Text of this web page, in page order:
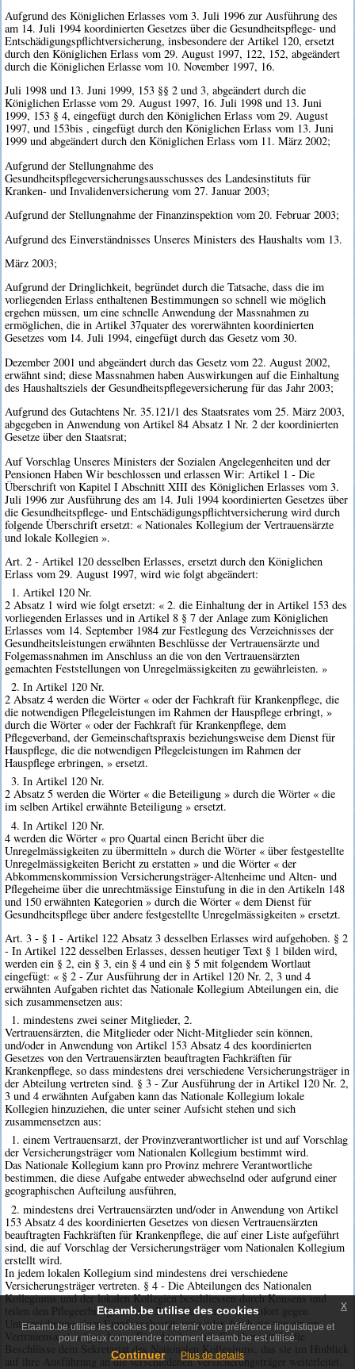
Aufgrund des Königlichen Erlasses vom 3. Juli 1996 zur Ausführung des
am 14. Juli 1994 koordinierten Gesetzes über die Gesundheitspflege- und
Entschädigungspflichtversicherung, insbesondere der Artikel 120, ersetzt
durch den Königlichen Erlass vom 29. August 1997, 122, 152, abgeändert
durch die Königlichen Erlasse vom 10. November 1997, 16.
Juli 1998 und 13. Juni 1999, 153 §§ 2 und 3, abgeändert durch die
Königlichen Erlasse vom 29. August 1997, 16. Juli 1998 und 13. Juni
1999, 153 § 4, eingefügt durch den Königlichen Erlass vom 29. August
1997, und 153bis , eingefügt durch den Königlichen Erlass vom 13. Juni
1999 und abgeändert durch den Königlichen Erlass vom 11. März 2002;
Aufgrund der Stellungnahme des
Gesundheitspflegeversicherungsausschusses des Landesinstituts für
Kranken- und Invalidenversicherung vom 27. Januar 2003;
Aufgrund der Stellungnahme der Finanzinspektion vom 20. Februar 2003;
Aufgrund des Einverständnisses Unseres Ministers des Haushalts vom 13.
März 2003;
Aufgrund der Dringlichkeit, begründet durch die Tatsache, dass die im
vorliegenden Erlass enthaltenen Bestimmungen so schnell wie möglich
ergehen müssen, um eine schnelle Anwendung der Massnahmen zu
ermöglichen, die in Artikel 37quater des vorerwähnten koordinierten
Gesetzes vom 14. Juli 1994, eingefügt durch das Gesetz vom 30.
Dezember 2001 und abgeändert durch das Gesetz vom 22. August 2002,
erwähnt sind; diese Massnahmen haben Auswirkungen auf die Einhaltung
des Haushaltsziels der Gesundheitspflegeversicherung für das Jahr 2003;
Aufgrund des Gutachtens Nr. 35.121/1 des Staatsrates vom 25. März 2003,
abgegeben in Anwendung von Artikel 84 Absatz 1 Nr. 2 der koordinierten
Gesetze über den Staatsrat;
Auf Vorschlag Unseres Ministers der Sozialen Angelegenheiten und der
Pensionen Haben Wir beschlossen und erlassen Wir: Artikel 1 - Die
Überschrift von Kapitel I Abschnitt XIII des Königlichen Erlasses vom 3.
Juli 1996 zur Ausführung des am 14. Juli 1994 koordinierten Gesetzes über
die Gesundheitspflege- und Entschädigungspflichtversicherung wird durch
folgende Überschrift ersetzt: « Nationales Kollegium der Vertrauensärzte
und lokale Kollegien ».
Art. 2 - Artikel 120 desselben Erlasses, ersetzt durch den Königlichen
Erlass vom 29. August 1997, wird wie folgt abgeändert:
1. Artikel 120 Nr.
2 Absatz 1 wird wie folgt ersetzt: « 2. die Einhaltung der in Artikel 153 des
vorliegenden Erlasses und in Artikel 8 § 7 der Anlage zum Königlichen
Erlasses vom 14. September 1984 zur Festlegung des Verzeichnisses der
Gesundheitsleistungen erwähnten Beschlüsse der Vertrauensärzte und
Folgemassnahmen im Anschluss an die von den Vertrauensärzten
gemachten Feststellungen von Unregelmässigkeiten zu gewährleisten. »
2. In Artikel 120 Nr.
2 Absatz 4 werden die Wörter « oder der Fachkraft für Krankenpflege, die
die notwendigen Pflegeleistungen im Rahmen der Hauspflege erbringt, »
durch die Wörter « oder der Fachkraft für Krankenpflege, dem
Pflegeverband, der Gemeinschaftspraxis beziehungsweise dem Dienst für
Hauspflege, die die notwendigen Pflegeleistungen im Rahmen der
Hauspflege erbringen, » ersetzt.
3. In Artikel 120 Nr.
2 Absatz 5 werden die Wörter « die Beteiligung » durch die Wörter « die
im selben Artikel erwähnte Beteiligung » ersetzt.
4. In Artikel 120 Nr.
4 werden die Wörter « pro Quartal einen Bericht über die
Unregelmässigkeiten zu übermitteln » durch die Wörter « über festgestellte
Unregelmässigkeiten Bericht zu erstatten » und die Wörter « der
Abkommenskommission Versicherungsträger-Altenheime und Alten- und
Pflegeheime über die unrechtmässige Einstufung in die in den Artikeln 148
und 150 erwähnten Kategorien » durch die Wörter « dem Dienst für
Gesundheitspflege über andere festgestellte Unregelmässigkeiten » ersetzt.
Art. 3 - § 1 - Artikel 122 Absatz 3 desselben Erlasses wird aufgehoben. § 2
- In Artikel 122 desselben Erlasses, dessen heutiger Text § 1 bilden wird,
werden ein § 2, ein § 3, ein § 4 und ein § 5 mit folgendem Wortlaut
eingefügt: « § 2 - Zur Ausführung der in Artikel 120 Nr. 2, 3 und 4
erwähnten Aufgaben richtet das Nationale Kollegium Abteilungen ein, die
sich zusammensetzen aus:
1. mindestens zwei seiner Mitglieder, 2.
Vertrauensärzten, die Mitglieder oder Nicht-Mitglieder sein können,
und/oder in Anwendung von Artikel 153 Absatz 4 des koordinierten
Gesetzes von den Vertrauensärzten beauftragten Fachkräften für
Krankenpflege, so dass mindestens drei verschiedene Versicherungsträger in
der Abteilung vertreten sind. § 3 - Zur Ausführung der in Artikel 120 Nr. 2,
3 und 4 erwähnten Aufgaben kann das Nationale Kollegium lokale
Kollegien hinzuziehen, die unter seiner Aufsicht stehen und sich
zusammensetzen aus:
1. einem Vertrauensarzt, der Provinzverantwortlicher ist und auf Vorschlag
der Versicherungsträger vom Nationalen Kollegium bestimmt wird.
Das Nationale Kollegium kann pro Provinz mehrere Verantwortliche
bestimmen, die diese Aufgabe entweder abwechselnd oder aufgrund einer
geographischen Aufteilung ausführen,
2. mindestens drei Vertrauensärzten und/oder in Anwendung von Artikel
153 Absatz 4 des koordinierten Gesetzes von diesen Vertrauensärzten
beauftragten Fachkräften für Krankenpflege, die auf einer Liste aufgeführt
sind, die auf Vorschlag der Versicherungsträger vom Nationalen Kollegium
erstellt wird.
In jedem lokalen Kollegium sind mindestens drei verschiedene
Versicherungsträger vertreten. § 4 - Die Abteilungen des Nationalen
Kollegiums und der lokalen Kollegien beschliessen durch Konsens und
teilen den Pflegeerbringern diese Beschlüsse entweder sofort gegen
Unterzeichnung einer Empfangsbestätigung oder durch ein von einem
Vertrauensarzt aufgegebenes Einschreiben mit. Sie übermitteln die
Beschlüsse dem Sekretariat des Nationalen Kollegiums, das sie im Hinblick
auf ihre Ausführung an die verschiedenen Versicherungsträger weiterleitet.
Etaamb.be utilise des cookies
Etaamb.be utilise les cookies pour retenir votre préférence linguistique et
pour mieux comprendre comment etaamb.be est utilisé.
Continuer Plus de details
x